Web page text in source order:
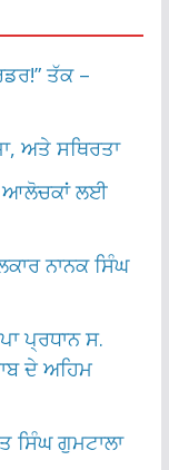
ਤੱਕ –
ਅਤੇ ਸਥਿਰਤਾ
ਆਲੋਚਕਾਂ ਲਈ
ਨਾਨਕ ਸਿੰਘ
ਪ੍ਰਧਾਨ ਸ.
ਦੇ ਅਹਿਮ
ਸਿੰਘ ਗੁਮਟਾਲਾ